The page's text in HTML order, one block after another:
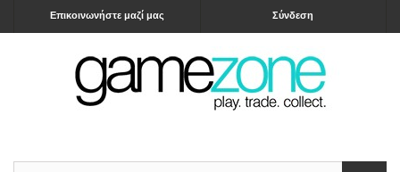
Σύνδεση
Επικοινωνήστε μαζί μας